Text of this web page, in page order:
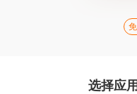
选择应